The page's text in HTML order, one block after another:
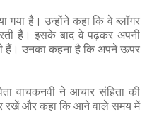
गया है। उन्होंने कहा कि वे ब्लॉगर
हैं। इसके बाद वे पढ़कर अपनी
हैं। उनका कहना है कि अपने ऊपर
वाचकनवी ने आचार संहिता की
रखें और कहा कि आने वाले समय में